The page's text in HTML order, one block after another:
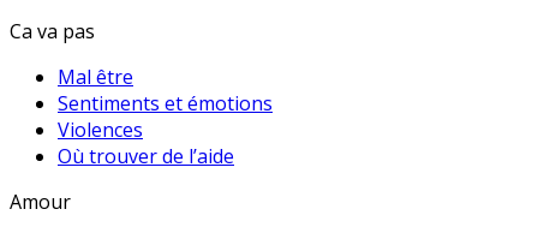
Ca va pas
Mal être
Sentiments et émotions
Violences
Où trouver de l’aide
Amour